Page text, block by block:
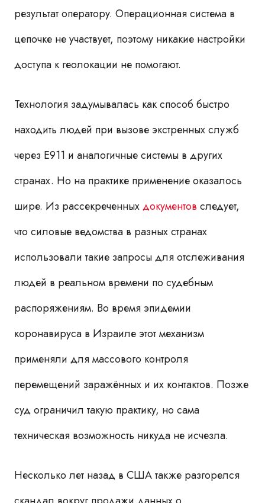
результат оператору. Операционная система в
цепочке не участвует, поэтому никакие настройки
доступа к геолокации не помогают.
Технология задумывалась как способ быстро
находить людей при вызове экстренных служб
через E911 и аналогичные системы в других
странах. Но на практике применение оказалось
шире. Из рассекреченныхдокументов следует,
что силовые ведомства в разных странах
использовали такие запросы для отслеживания
людей в реальном времени по судебным
распоряжениям. Во время эпидемии
коронавируса в Израиле этот механизм
применяли для массового контроля
перемещений заражённых и их контактов. Позже
суд ограничил такую практику, но сама
техническая возможность никуда не исчезла.
Несколько лет назад в США также разгорелся